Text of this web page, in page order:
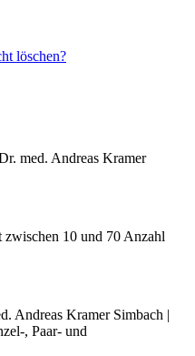
löschen?
med. Andreas Kramer
zwischen 10 und 70 Anzahl
Andreas Kramer Simbach |
, Paar- und